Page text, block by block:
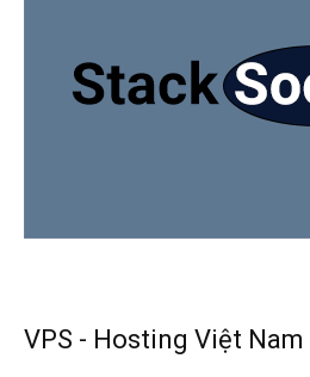
VPS - Hosting Việt Nam